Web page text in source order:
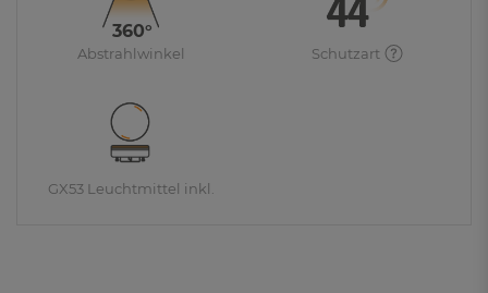
360°
Abstrahlwinkel Schutzart
GX53 Leuchtmittel inkl.